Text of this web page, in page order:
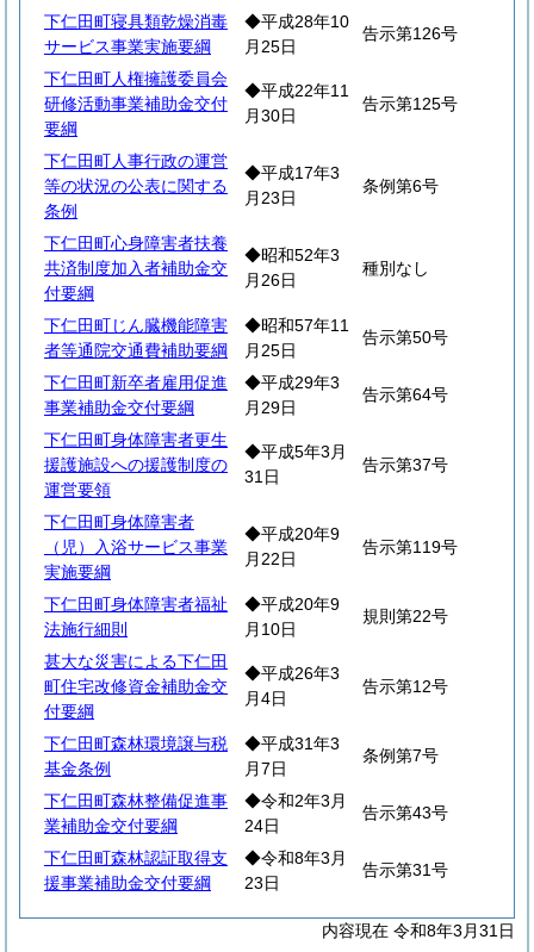
下仁田町寝具類乾燥消毒
サービス事業実施要綱
◆平成28年10
月25日
告示第126号
下仁田町人権擁護委員会
研修活動事業補助金交付
要綱
◆平成22年11
月30日
告示第125号
下仁田町人事行政の運営
等の状況の公表に関する
条例
◆平成17年3
月23日
条例第6号
下仁田町心身障害者扶養
共済制度加入者補助金交
付要綱
◆昭和52年3
月26日
種別なし
下仁田町じん臓機能障害
者等通院交通費補助要綱
◆昭和57年11
月25日
告示第50号
下仁田町新卒者雇用促進
事業補助金交付要綱
◆平成29年3
月29日
告示第64号
下仁田町身体障害者更生
援護施設への援護制度の
運営要領
◆平成5年3月
31日
告示第37号
下仁田町身体障害者
（児）入浴サービス事業
実施要綱
◆平成20年9
月22日
告示第119号
下仁田町身体障害者福祉
法施行細則
◆平成20年9
月10日
規則第22号
甚大な災害による下仁田
町住宅改修資金補助金交
付要綱
◆平成26年3
月4日
告示第12号
下仁田町森林環境譲与税
基金条例
◆平成31年3
月7日
条例第7号
下仁田町森林整備促進事
業補助金交付要綱
◆令和2年3月
24日
告示第43号
下仁田町森林認証取得支
援事業補助金交付要綱
◆令和8年3月
23日
告示第31号
内容現在 令和8年3月31日